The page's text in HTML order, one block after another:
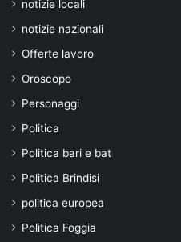
notizie locali
notizie nazionali
Offerte lavoro
Oroscopo
Personaggi
Politica
Politica bari e bat
Politica Brindisi
politica europea
Politica Foggia